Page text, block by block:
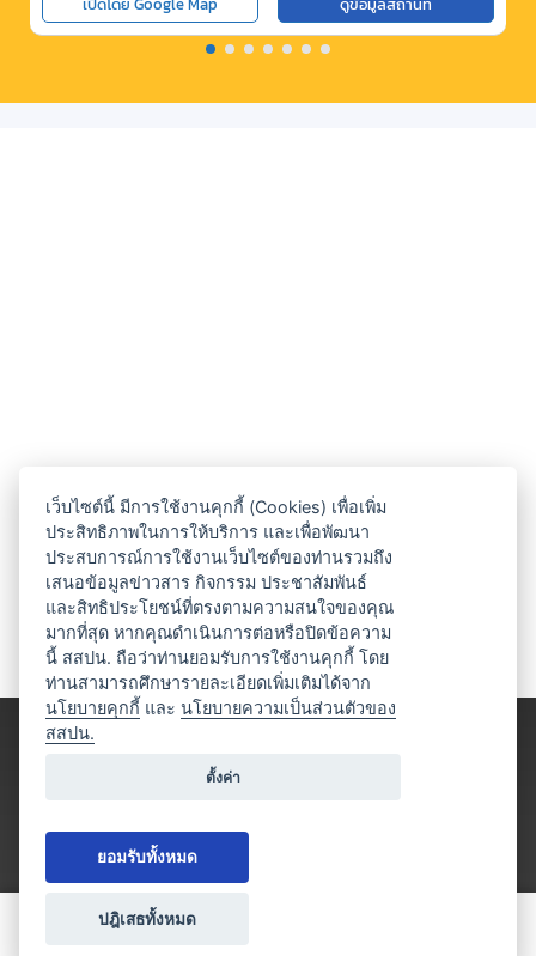
เว็บไซต์นี้ มีการใช้งานคุกกี้ (Cookies) เพื่อเพิ่ม
ประสิทธิภาพในการให้บริการ และเพื่อพัฒนา
ประสบการณ์การใช้งานเว็บไซต์ของท่านรวมถึง
เสนอข้อมูลข่าวสาร กิจกรรม ประชาสัมพันธ์
และสิทธิประโยชน์ที่ตรงตามความสนใจของคุณ
มากที่สุด หากคุณดำเนินการต่อหรือปิดข้อความ
นี้ สสปน. ถือว่าท่านยอมรับการใช้งานคุกกี้ โดย
ท่านสามารถศึกษารายละเอียดเพิ่มเติมได้จาก
นโยบายคุกกี้ และนโยบายความเป็นส่วนตัวของ
สสปน.
ตั้งค่า
ยอมรับทั้งหมด
ปฎิเสธทั้งหมด